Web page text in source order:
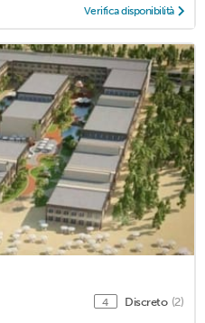
Verifica disponibilità
4 Discreto (2)